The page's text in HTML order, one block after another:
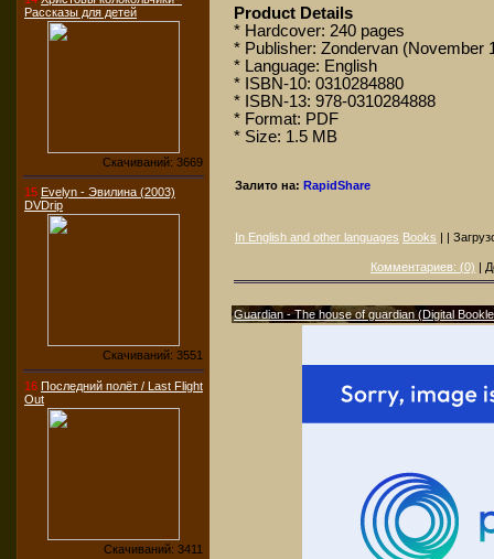
Рассказы для детей
Скачиваний: 3669
15 Evelyn - Эвилина (2003)
DVDrip
Скачиваний: 3551
16 Последний полёт / Last Flight
Out
Скачиваний: 3411
Product Details
* Hardcover: 240 pages
* Publisher: Zondervan (November
* Language: English
* ISBN-10: 0310284880
* ISBN-13: 978-0310284888
* Format: PDF
* Size: 1.5 MB
Залито на: RapidShare
In English and other languages Books | |
Комментариев: (0) |
Guardian - The house of guardian (Digital